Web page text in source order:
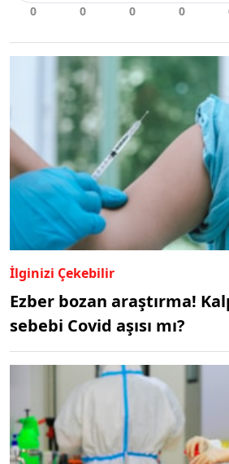
İlginizi Çekebilir
Ezber bozan araştırma!
sebebi Covid aşısı mı?